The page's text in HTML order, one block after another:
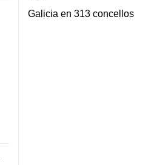
Galicia en 313 concellos